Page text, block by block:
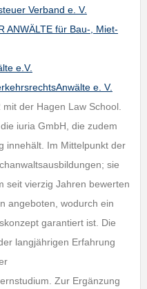
Verband e. V.
ANWÄLTE für Bau-, Miet-
e.V.
e. V.
der Hagen Law School.
iuria GmbH, die zudem
innehält. Im Mittelpunkt der
sie
seit vierzig Jahren bewerten
angeboten, wodurch ein
garantiert ist. Die
langjährigen Erfahrung
Zur Ergänzung